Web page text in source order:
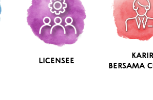
LICENSEE
KARIR
BERSAMA